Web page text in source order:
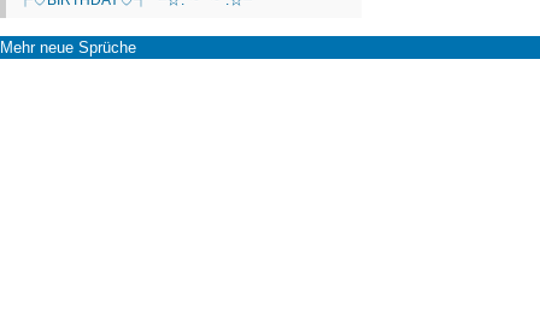
Mehr neue Sprüche